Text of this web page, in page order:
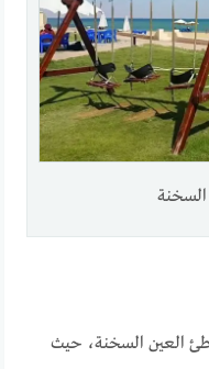
العين السخنة، حيث